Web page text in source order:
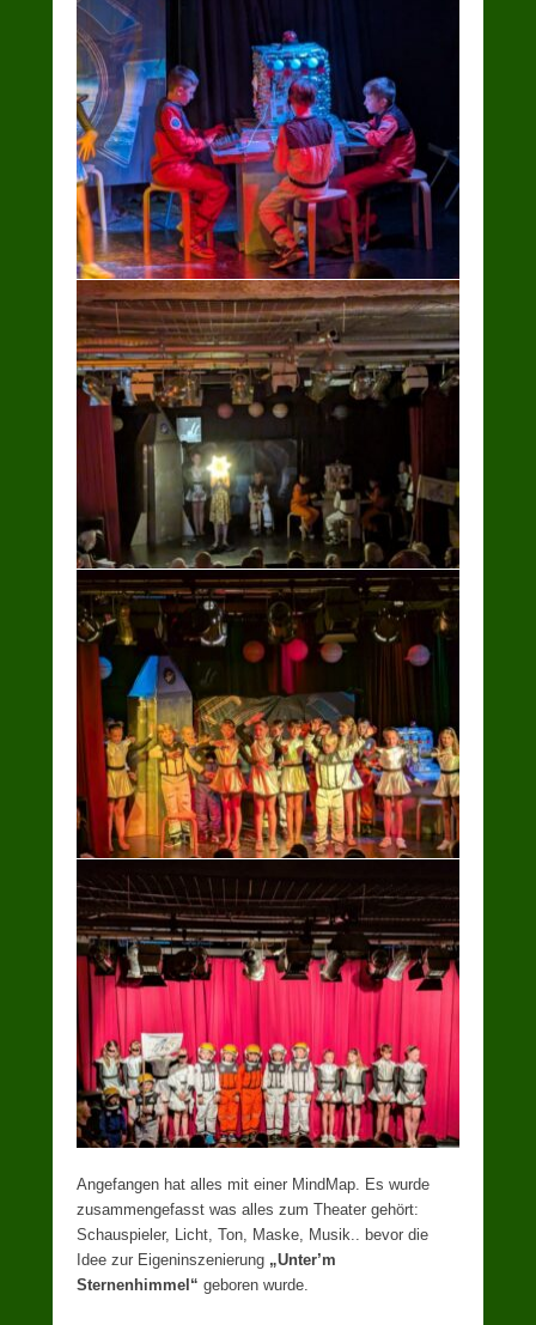
Angefangen hat alles mit einer MindMap. Es wurde
zusammengefasst was alles zum Theater gehört:
Schauspieler, Licht, Ton, Maske, Musik.. bevor die
Idee zur Eigeninszenierung „Unter’m
Sternenhimmel“ geboren wurde.